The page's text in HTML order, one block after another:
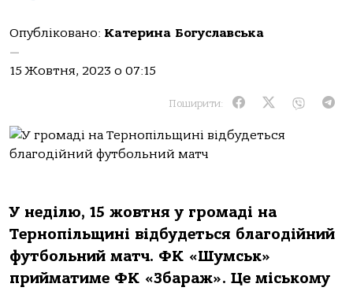
Опубліковано: Катерина Богуславська
—
15 Жовтня, 2023 о 07:15
Поширити:
У неділю, 15 жовтня у громаді на
Тернопільщині відбудеться благодійний
футбольний матч. ФК «Шумськ»
прийматиме ФК «Збараж». Це міському